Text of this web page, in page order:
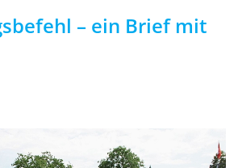
– ein Brief mit